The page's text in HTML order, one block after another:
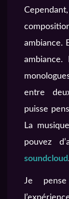
ambiance.
entre
puisse
La
pouvez
soundcloud
Je